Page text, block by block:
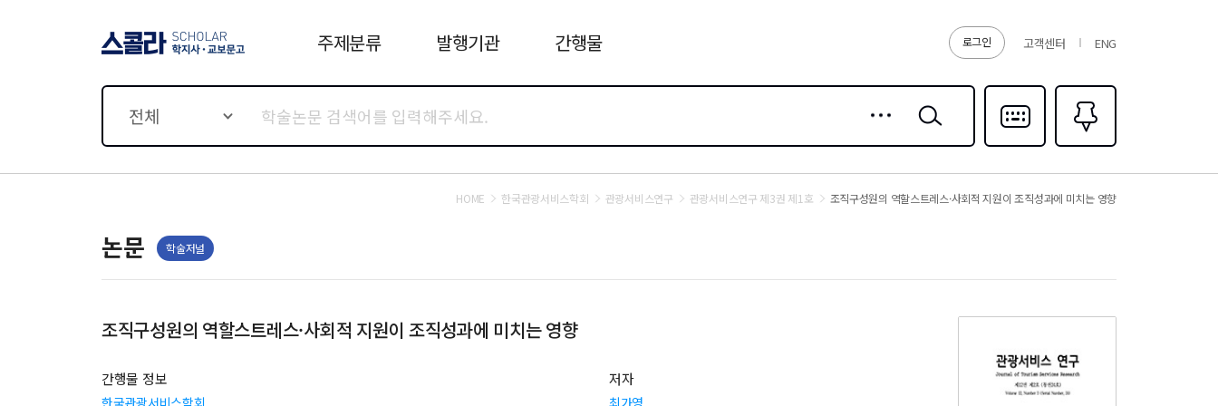
로그인 고객센터 ENG
주제분류 발행기관 간행물
전체
검색
다국어입력
즐겨찾기0
HOME 한국관광서비스학회 관광서비스연구 관광서비스연구 제3권 제1호 조직구성원의 역할스트레스·사회적 지원이 조직성과에 미치는 영향
논문 학술저널
조직구성원의 역할스트레스·사회적 지원이 조직성과에 미치는 영향
간행물 정보 저자